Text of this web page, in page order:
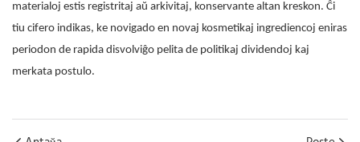
materialoj estis registritaj aŭ arkivitaj, konservante altan kreskon. Ĉi
tiu cifero indikas, ke novigado en novaj kosmetikaj ingrediencoj eniras
periodon de rapida disvolviĝo pelita de politikaj dividendoj kaj
merkata postulo.